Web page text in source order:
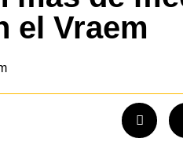
el Vraem